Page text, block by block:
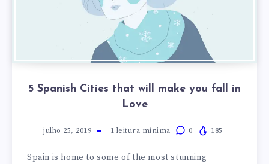
5 Spanish Cities that will make you fall in
Love
julho 25, 2019 1 leitura mínima 0 185
Spain is home to some of the most stunning